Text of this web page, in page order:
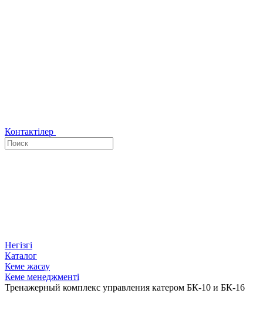
Контактілер
Негізгі
Каталог
Кеме жасау
Кеме менеджменті
Тренажерный комплекс управления катером БК-10 и БК-16